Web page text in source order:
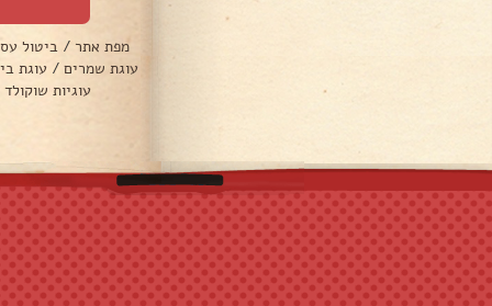
מפת אתר / ביטול
עוגת שמרים / עוגת
עוגיות